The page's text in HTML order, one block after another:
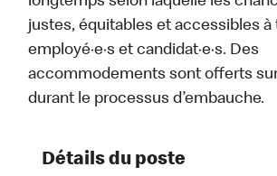
justes, équitables et accessibles à
employé·e·s et candidat·e·s. Des
accommodements sont offerts
durant le processus d’embauche.
Détails du poste